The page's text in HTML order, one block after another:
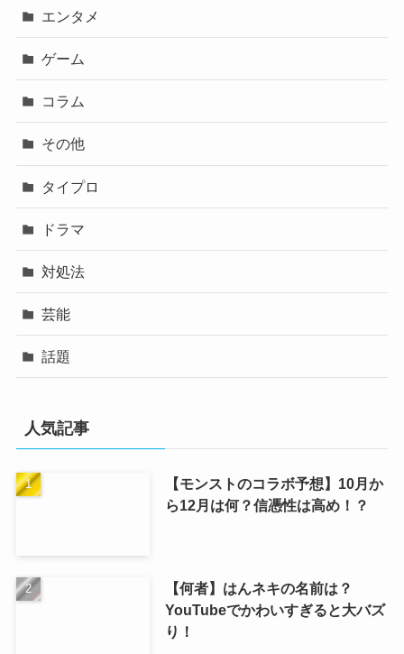
エンタメ
ゲーム
コラム
その他
タイプロ
ドラマ
対処法
芸能
話題
人気記事
【モンストのコラボ予想】10月か
ら12月は何？信憑性は高め！？
【何者】はんネキの名前は？
YouTubeでかわいすぎると大バズ
り！